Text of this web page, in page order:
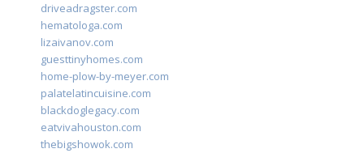
driveadragster.com
hematologa.com
lizaivanov.com
guesttinyhomes.com
home-plow-by-meyer.com
palatelatincuisine.com
blackdoglegacy.com
eatvivahouston.com
thebigshowok.com